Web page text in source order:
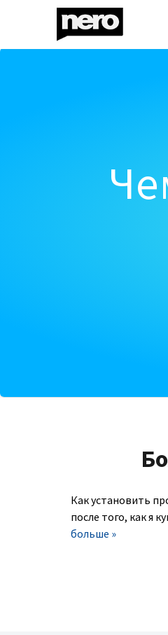
Как установить
после того, как я
больше »